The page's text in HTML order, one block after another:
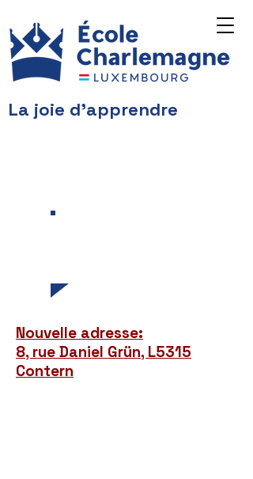
Nouvelle adresse:
8, rue Daniel Grün, L5315
Contern
La joie d'apprendre